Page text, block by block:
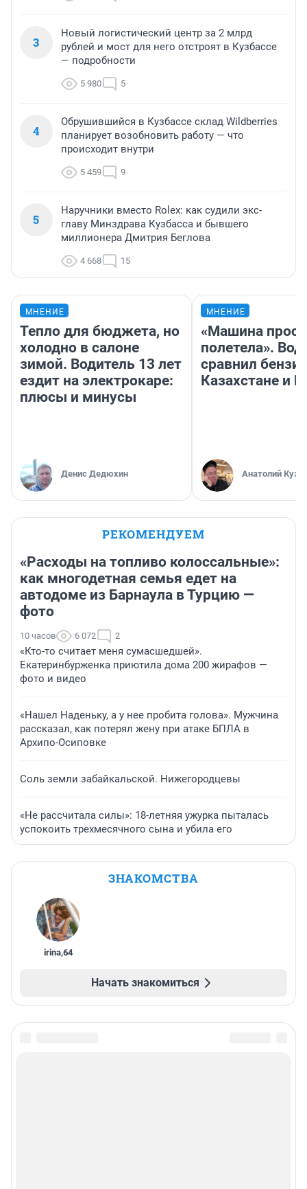
3
Новый логистический центр за 2 млрд
рублей и мост для него отстроят в Кузбассе
— подробности
5 980 5
4
Обрушившийся в Кузбассе склад Wildberries
планирует возобновить работу — что
происходит внутри
5 459 9
5
Наручники вместо Rolex: как судили экс-
главу Минздрава Кузбасса и бывшего
миллионера Дмитрия Беглова
4 668 15
МНЕНИЕ
Тепло для бюджета, но
холодно в салоне
зимой. Водитель 13 лет
ездит на электрокаре:
плюсы и минусы
Денис Дедюхин
МНЕНИЕ
«Машина
полетела».
сравнил
Казахстане и
Анатолий
РЕКОМЕНДУЕМ
«Расходы на топливо колоссальные»:
как многодетная семья едет на
автодоме из Барнаула в Турцию —
фото
10 часов 6 072 2
«Кто-то считает меня сумасшедшей».
Екатеринбурженка приютила дома 200 жирафов —
фото и видео
«Нашел Наденьку, а у нее пробита голова». Мужчина
рассказал, как потерял жену при атаке БПЛА в
Архипо-Осиповке
Соль земли забайкальской. Нижегородцевы
«Не рассчитала силы»: 18-летняя ужурка пыталась
успокоить трехмесячного сына и убила его
ЗНАКОМСТВА
irina,64
Начать знакомиться